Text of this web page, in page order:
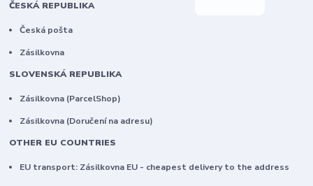
ČESKÁ REPUBLIKA
Česká pošta
Zásilkovna
SLOVENSKÁ REPUBLIKA
Zásilkovna (ParcelShop)
Zásilkovna (Doručení na adresu)
OTHER EU COUNTRIES
EU transport: Zásilkovna EU - cheapest delivery to the address